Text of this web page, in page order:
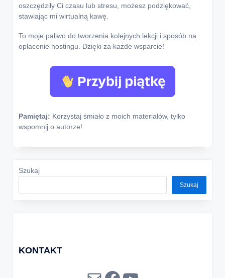
oszczędziły Ci czasu lub stresu, możesz podziękować,
stawiając mi wirtualną kawę.
To moje paliwo do tworzenia kolejnych lekcji i sposób na
opłacenie hostingu. Dzięki za każde wsparcie!
Pamiętaj: Korzystaj śmiało z moich materiałów, tylko
wspomnij o autorze!
Szukaj
Szukaj
KONTAKT